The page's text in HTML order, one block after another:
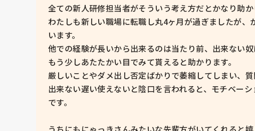
全ての新人研修担当者がそういう考え方だとかなり助か
わたしも新しい職場に転職し丸4ヶ月が過ぎましたが
います。
他での経験が長いから出来るのは当たり前、出来ない奴
もう少しあたたかい目でみて貰えると助かります。
厳しいことやダメ出し否定ばかりで萎縮してしまい、
出来ない遅い使えないと陰口を言われると、モチベー
です。